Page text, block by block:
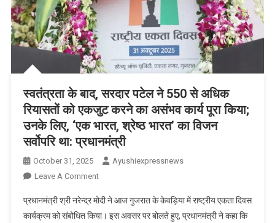
स्वतंत्रता के बाद, सरदार पटेल ने 550 से अधिक
रियासतों को एकजुट करने का असंभव कार्य पूरा किया;
उनके लिए, ‘एक भारत, श्रेष्ठ भारत’ का विजन
सर्वोपरि था: प्रधानमंत्री
October 31, 2025
Ayushiexpressnews
Leave A CommentOn
के
बाद,
प्रधानमंत्री श्री नरेन्द्र मोदी ने आज गुजरात के केवड़िया में राष्ट्रीय एकता दिवस
कार्यक्रम को संबोधित किया। इस अवसर पर बोलते हुए, प्रधानमंत्री ने कहा कि